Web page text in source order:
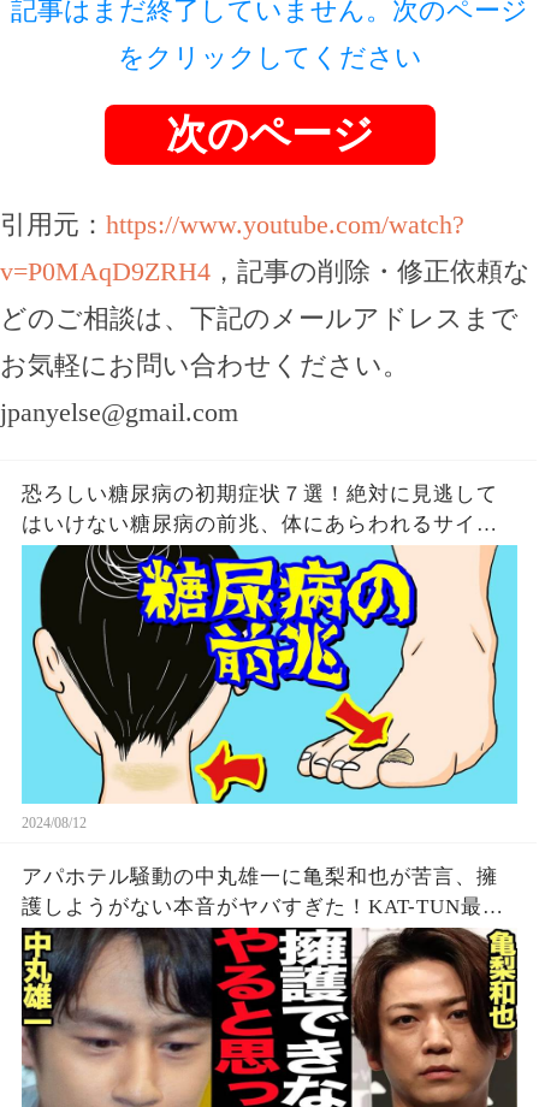
記事はまだ終了していません。次のページ
をクリックしてください
次のページ
引用元： https://www.youtube.com/watch?
v=P0MAqD9ZRH4 ，記事の削除・修正依頼な
どのご相談は、下記のメールアドレスまで
お気軽にお問い合わせください。
jpanyelse@gmail.com
恐ろしい糖尿病の初期症状７選！絶対に見逃して
はいけない糖尿病の前兆、体にあらわれるサイン
とは？
2024/08/12
アパホテル騒動の中丸雄一に亀梨和也が苦言、擁
護しようがない本音がヤバすぎた！KAT-TUN最初
期の若い頃から見てきた本性に驚愕…【芸能】